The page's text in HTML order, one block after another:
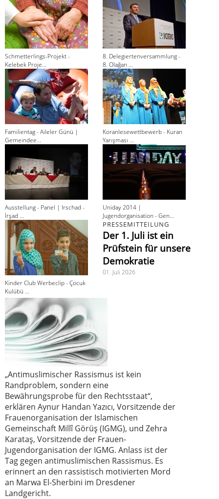
Schmetterlings-Projekt -
Kelebek Proje...
8. Delegiertenversammlung -
8. Olağan ...
Familientag - Aileler Günü |
Gemeindee...
Koranlesewettbewerb - Kuran
Yarışması ...
Ausstellung - Panel | Irschad -
İrşad ...
Uniday 2014 |
Jugendorganisation - Gen...
Kinder Club Werbeclip - Çocuk
Kulübü ...
PRESSEMITTEILUNG
Der 1. Juli ist ein
Prüfstein für unsere
Demokratie
01. Juli 2026
„Antimuslimischer Rassismus ist kein
Randproblem, sondern eine
Bewährungsprobe für den Rechtsstaat“,
erklären Aynur Handan Yazıcı, Vorsitzende der
Frauenorganisation der Islamischen
Gemeinschaft Millî Görüş (IGMG), und Zehra
Karataş, Vorsitzende der Frauen-
Jugendorganisation der IGMG. Anlass ist der
Tag gegen antimuslimischen Rassismus. Es
erinnert an den rassistisch motivierten Mord
an Marwa El-Sherbini im Dresdener
Landgericht.